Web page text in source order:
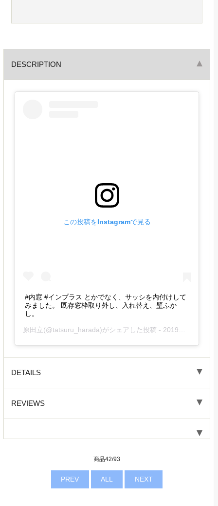
DESCRIPTION
この投稿をInstagramで見る
#内窓 #インプラス とかでなく、サッシを内付けして
みました。 既存窓枠取り外し、入れ替え、壁ふか
し。
原田立(@tatsuru_harada)がシェアした投稿 - 2019年11月月28日午後6時22分PST
DETAILS
REVIEWS
商品42/93
PREV ALL NEXT